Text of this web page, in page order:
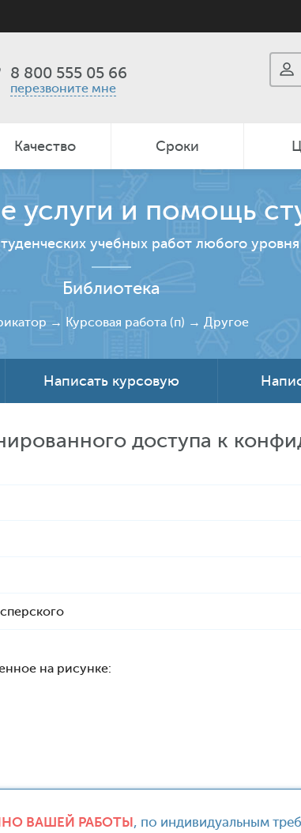
8 800 555 05 66
перезвоните мне
Качество Сроки
услуги и помощь
учебных работ любого
Библиотека
→ Курсовая работа (п) → Другое
Написать курсовую
доступа к
на рисунке:
ВАШЕЙ РАБОТЫ, по индивидуальным